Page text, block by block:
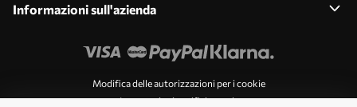
Informazioni sull'azienda
Modifica delle autorizzazioni per i cookie
Impostazioni notifiche push